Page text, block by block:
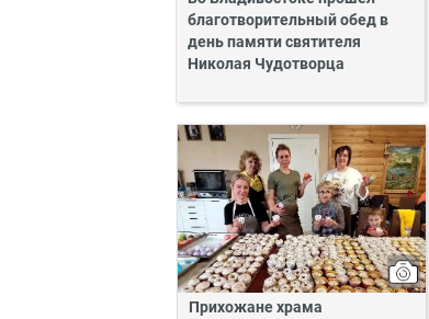
благотворительный обед в
день памяти святителя
Николая Чудотворца
Прихожане храма